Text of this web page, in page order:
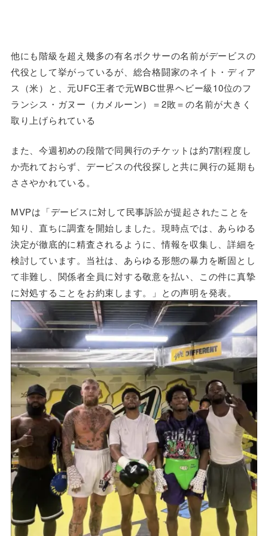
他にも階級を超え幾多の有名ボクサーの名前がデービスの
代役として挙がっているが、総合格闘家のネイト・ディア
ス（米）と、元UFC王者で元WBC世界ヘビー級10位のフ
ランシス・ガヌー（カメルーン）＝2敗＝の名前が大きく
取り上げられている
また、今週初めの段階で同興行のチケットは約7割程度し
か売れておらず、デービスの代役探しと共に興行の延期も
ささやかれている。
MVPは「デービスに対して民事訴訟が提起されたことを
知り、直ちに調査を開始しました。現時点では、あらゆる
決定が徹底的に精査されるように、情報を収集し、詳細を
検討しています。当社は、あらゆる形態の暴力を断固とし
て非難し、関係者全員に対する敬意を払い、この件に真摯
に対処することをお約束します。」との声明を発表。